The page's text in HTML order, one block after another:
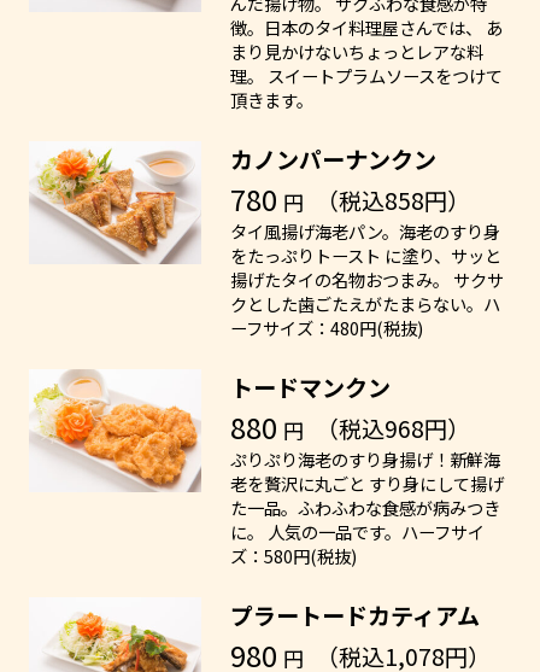
徴。日本のタイ料理屋さんでは、 あ
まり見かけないちょっとレアな料
理。 スイートプラムソースをつけて
頂きます。
カノンパーナンクン
780 円 （税込858円）
タイ風揚げ海老パン。海老のすり身
をたっぷりトースト に塗り、サッと
揚げたタイの名物おつまみ。 サクサ
クとした歯ごたえがたまらない。ハ
ーフサイズ：480円(税抜)
トードマンクン
880 円 （税込968円）
ぷりぷり海老のすり身揚げ！新鮮海
老を贅沢に丸ごと すり身にして揚げ
た一品。ふわふわな食感が病みつき
に。 人気の一品です。ハーフサイ
ズ：580円(税抜)
プラートードカティアム
980 円 （税込1,078円）